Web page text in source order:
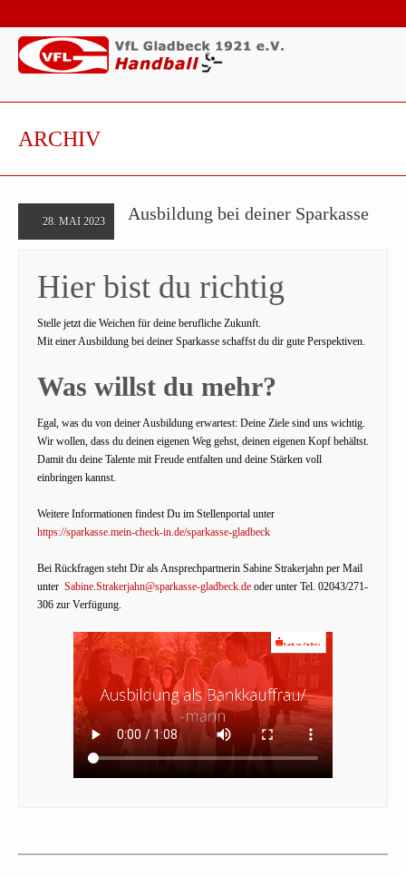
ARCHIV
28. MAI 2023 Ausbildung bei deiner Sparkasse
Hier bist du richtig
Stelle jetzt die Weichen für deine berufliche Zukunft.
Mit einer Ausbildung bei deiner Sparkasse schaffst du dir gute Perspektiven.
Was willst du mehr?
Egal, was du von deiner Ausbildung erwartest: Deine Ziele sind uns wichtig.
Wir wollen, dass du deinen eigenen Weg gehst, deinen eigenen Kopf behältst.
Damit du deine Talente mit Freude entfalten und deine Stärken voll
einbringen kannst.
Weitere Informationen findest Du im Stellenportal unter
https://sparkasse.mein-check-in.de/sparkasse-gladbeck
Bei Rückfragen steht Dir als Ansprechpartnerin Sabine Strakerjahn per Mail
unter Sabine.Strakerjahn@sparkasse-gladbeck.de oder unter Tel. 02043/271-
306 zur Verfügung.